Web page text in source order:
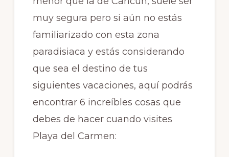
muy segura pero si aún no estás
familiarizado con esta zona
paradisiaca y estás considerando
que sea el destino de tus
siguientes vacaciones, aquí podrás
encontrar 6 increíbles cosas que
debes de hacer cuando visites
Playa del Carmen: